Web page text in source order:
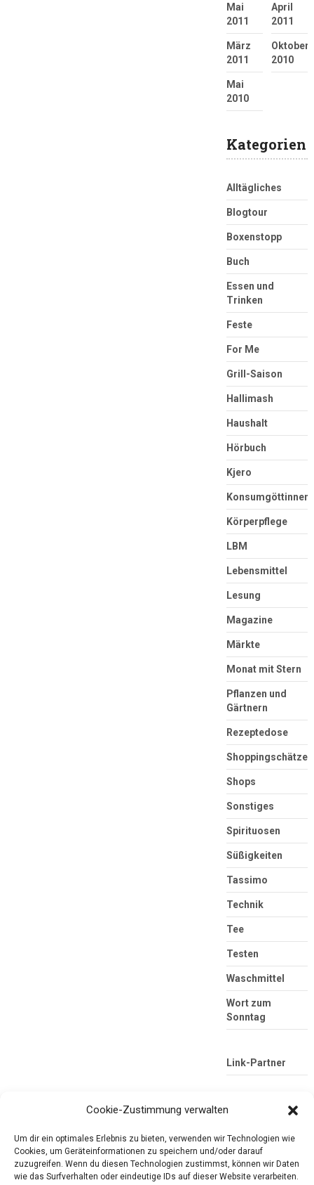
Mai
2011
April
2011
März
2011
Oktober
2010
Mai
2010
Kategorien
Alltägliches
Blogtour
Boxenstopp
Buch
Essen und
Trinken
Feste
For Me
Grill-Saison
Hallimash
Haushalt
Hörbuch
Kjero
Konsumgöttinnen
Körperpflege
LBM
Lebensmittel
Lesung
Magazine
Märkte
Monat mit Stern
Pflanzen und
Gärtnern
Rezeptedose
Shoppingschätze
Shops
Sonstiges
Spirituosen
Süßigkeiten
Tassimo
Technik
Tee
Testen
Waschmittel
Wort zum
Sonntag
Link-Partner
Cookie-Zustimmung verwalten
Um dir ein optimales Erlebnis zu bieten, verwenden wir Technologien wie
Cookies, um Geräteinformationen zu speichern und/oder darauf
zuzugreifen. Wenn du diesen Technologien zustimmst, können wir Daten
wie das Surfverhalten oder eindeutige IDs auf dieser Website verarbeiten.